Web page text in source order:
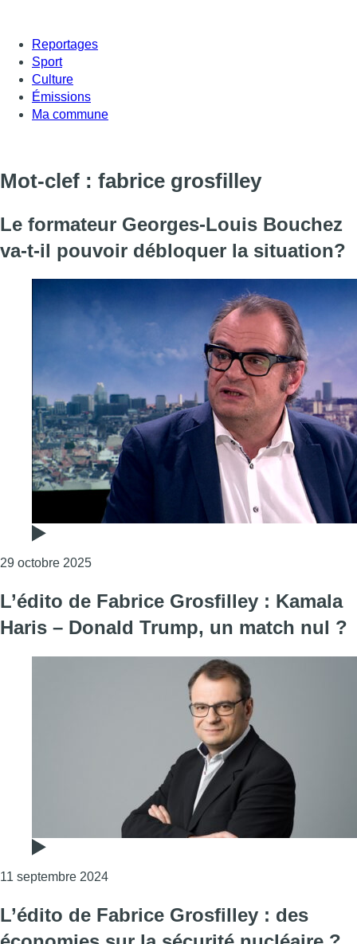
Reportages
Sport
Culture
Émissions
Ma commune
Mot-clef : fabrice grosfilley
Le formateur Georges-Louis Bouchez
va-t-il pouvoir débloquer la situation?
29 octobre 2025Consulter l'article "Le formateur Georges-
L’édito de Fabrice Grosfilley : Kamala
Haris – Donald Trump, un match nul ?
11 septembre 2024Consulter l'article "L’édito de Fabrice
L’édito de Fabrice Grosfilley : des